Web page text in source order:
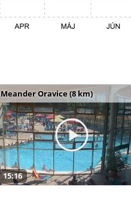
Meander Oravice (8 km)
15:16